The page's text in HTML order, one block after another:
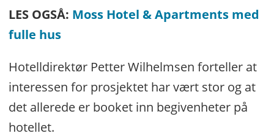
LES OGSÅ: Moss Hotel & Apartments med
fulle hus
Hotelldirektør Petter Wilhelmsen forteller at
interessen for prosjektet har vært stor og at
det allerede er booket inn begivenheter på
hotellet.